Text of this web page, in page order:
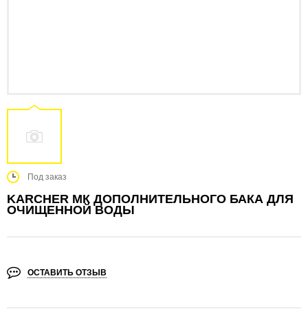
Под заказ
KARCHER МК ДОПОЛНИТЕЛЬНОГО БАКА ДЛЯ
ОЧИЩЕННОЙ ВОДЫ
ОСТАВИТЬ ОТЗЫВ